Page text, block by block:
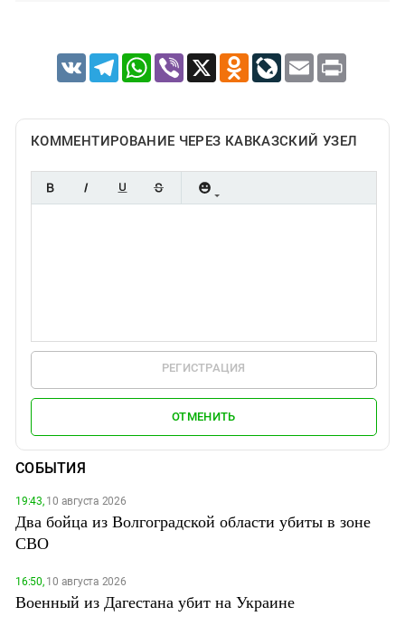
VK TelegramWhatsApp
Viber X Odnoklassniki
LiveJournal
Email Print
КОММЕНТИРОВАНИЕ ЧЕРЕЗ КАВКАЗСКИЙ УЗЕЛ
РЕГИСТРАЦИЯ
ОТМЕНИТЬ
СОБЫТИЯ
19:43,10 августа 2026
Два бойца из Волгоградской области убиты в зоне
СВО
16:50,10 августа 2026
Военный из Дагестана убит на Украине